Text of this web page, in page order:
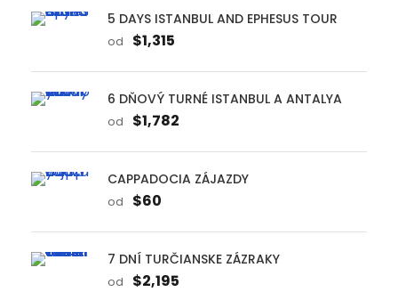
5 DAYS ISTANBUL AND EPHESUS TOUR
od $1,315
6 DŇOVÝ TURNÉ ISTANBUL A ANTALYA
od $1,782
CAPPADOCIA ZÁJAZDY
od $60
7 DNÍ TURČIANSKE ZÁZRAKY
od $2,195